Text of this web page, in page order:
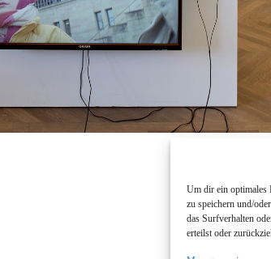
Um dir ein optimales
zu speichern und/
das Surfverhalten
erteilst oder